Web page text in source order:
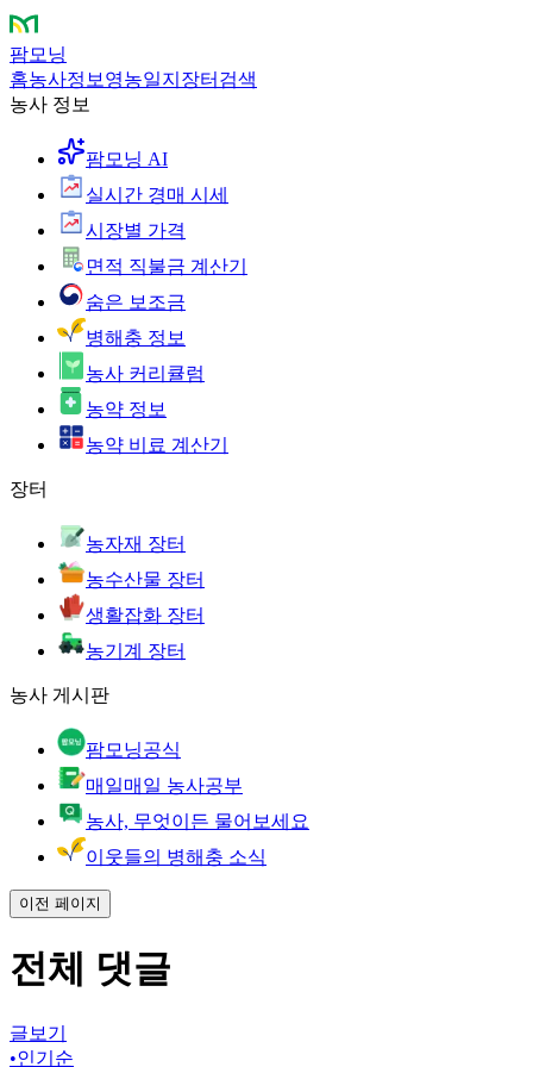
팜모닝
홈농사정보 영농일지 장터 검색
농사 정보
팜모닝 AI
실시간 경매 시세
시장별 가격
면적 직불금 계산기
숨은 보조금
병해충 정보
농사 커리큘럼
농약 정보
농약 비료 계산기
장터
농자재 장터
농수산물 장터
생활잡화 장터
농기계 장터
농사 게시판
팜모닝공식
매일매일 농사공부
농사, 무엇이든 물어보세요
이웃들의 병해충 소식
이전 페이지
전체 댓글
글보기
•인기순